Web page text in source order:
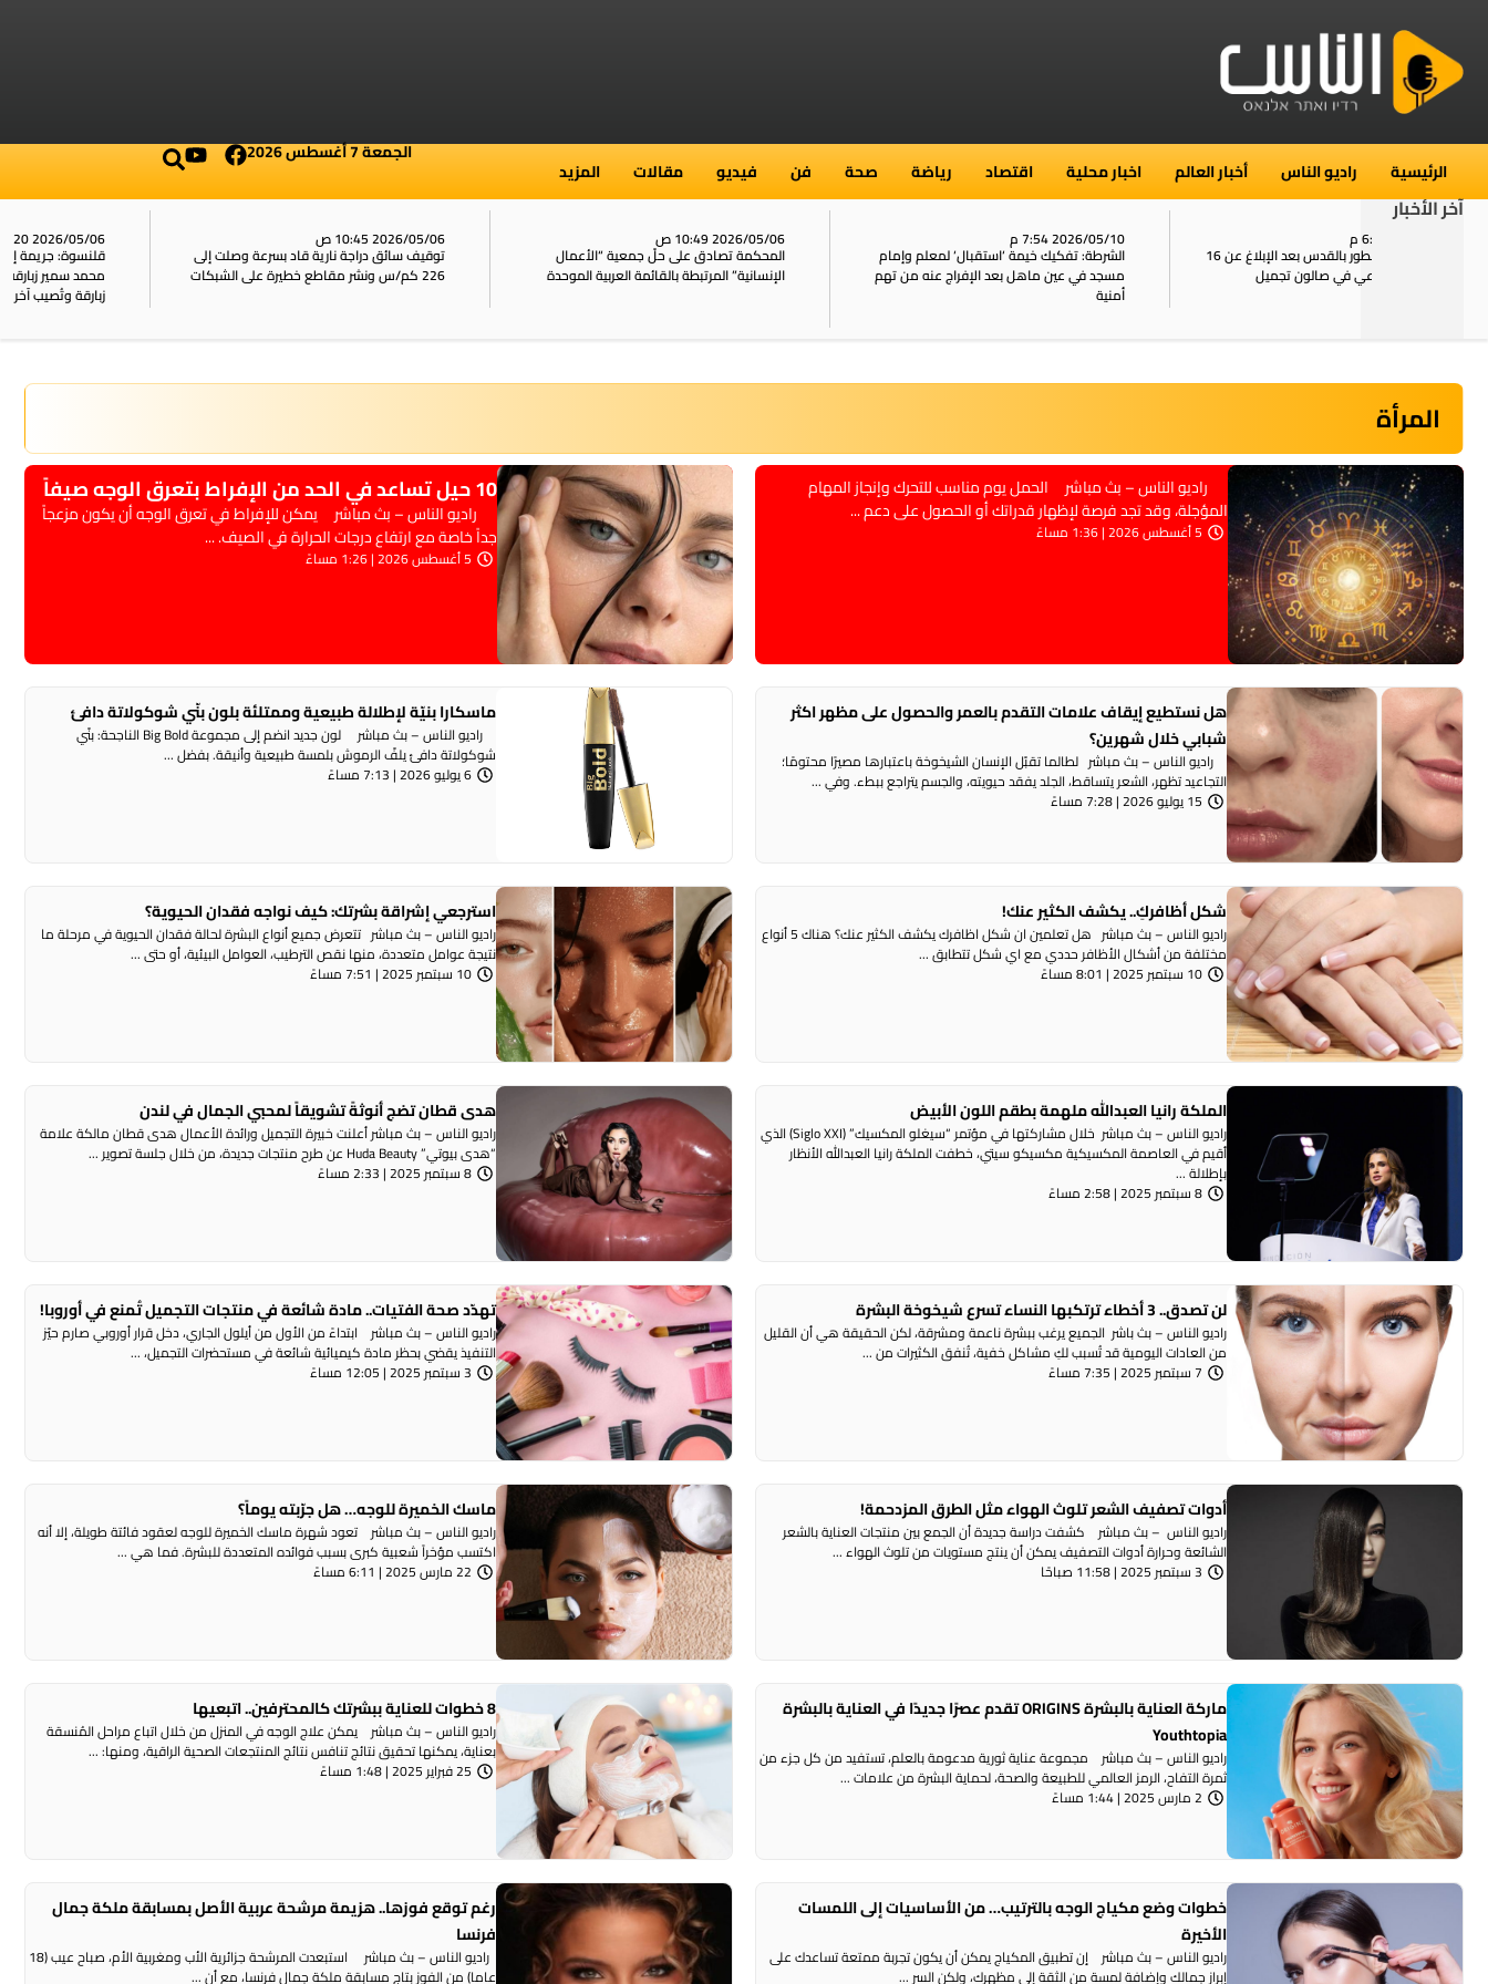
الرئيسية راديو الناس أخبار العالم اخبار محلية اقتصاد رياضة صحة فن فيديو مقالات المزيد
الجمعة 7 أغسطس 2026
آخر الأخبار
الشرطة: تفكيك خيمة ‘استقبال‘ لمعلم وإمام
مسجد في عين ماهل بعد الإفراج عنه من تهم
المحكمة تصادق على حلّ جمعية “الأعمال
الإنسانية” المرتبطة بالقائمة العربية الموحدة
2026/05/06 10:45 ص
توقيف سائق دراجة نارية قاد بسرعة وصلت إلى
226 كم/س ونشر مقاطع خطيرة على الشبكات
2026/05/06 10:20 ص
قلنسوة: جريمة إطلاق نار تودي بحياة الشابين
محمد سمير زبارقة وابن عمه عبد الكريم عبد العزيز
المرأة
راديو الناس – بث مباشر الحمل يوم مناسب للتحرك وإنجاز المهام
المؤجلة، وقد تجد فرصة لإظهار قدراتك أو الحصول على دعم ...
5 أغسطس 2026 | 1:36 مساءً
10 حيل تساعد في الحد من الإفراط بتعرق الوجه صيفاً
راديو الناس – بث مباشر يمكن للإفراط في تعرق الوجه أن يكون مزعجاً
جداً خاصة مع ارتفاع درجات الحرارة في الصيف. ...
5 أغسطس 2026 | 1:26 مساءً
هل نستطيع إيقاف علامات التقدم بالعمر والحصول على مظهر اكثر
شبابي خلال شهرين؟
راديو الناس – بث مباشر لطالما تقبّل الإنسان الشيخوخة باعتبارها مصيرًا محتومًا؛
التجاعيد تظهر، الشعر يتساقط، الجلد يفقد حيويته، والجسم يتراجع ببطء. وفي ...
15 يوليو 2026 | 7:28 مساءً
ماسكارا بنيّة لإطلالة طبيعية وممتلئة بلون بنّي شوكولاتة دافئ
راديو الناس – بث مباشر لون جديد انضم إلى مجموعة Big Bold الناجحة: بنّي
شوكولاتة دافئ يلفّ الرموش بلمسة طبيعية وأنيقة. بفضل ...
6 يوليو 2026 | 7:13 مساءً
شكل أظافركِ.. يكشف الكثير عنك!
راديو الناس – بث مباشر هل تعلمين ان شكل اظافرك يكشف الكثير عنك؟ هناك 5 أنواع
مختلفة من أشكال الأظافر حددي مع اي شكل تتطابق ...
10 سبتمبر 2025 | 8:01 مساءً
استرجعي إشراقة بشرتك: كيف نواجه فقدان الحيوية؟
راديو الناس – بث مباشر تتعرض جميع أنواع البشرة لحالة فقدان الحيوية في مرحلة ما
نتيجة عوامل متعددة، منها نقص الترطيب، العوامل البيئية، أو حتى ...
10 سبتمبر 2025 | 7:51 مساءً
الملكة رانيا العبدالله ملهمة بطقم اللون الأبيض
راديو الناس – بث مباشر خلال مشاركتها في مؤتمر “سيغلو المكسيك” (Siglo XXI) الذي
أقيم في العاصمة المكسيكية مكسيكو سيتي، خطفت الملكة رانيا العبدالله الأنظار
بإطلالة ...
8 سبتمبر 2025 | 2:58 مساءً
هدى قطان تضج أنوثةً تشويقاً لمحبي الجمال في لندن
راديو الناس – بث مباشر أعلنت خبيرة التجميل ورائدة الأعمال هدى قطان مالكة علامة
“هدى بيوتي” Huda Beauty عن طرح منتجات جديدة، من خلال جلسة تصوير ...
8 سبتمبر 2025 | 2:33 مساءً
لن تصدق.. 3 أخطاء ترتكبها النساء تسرع شيخوخة البشرة
راديو الناس – بث باشر الجميع يرغب ببشرة ناعمة ومشرقة، لكن الحقيقة هي أن القليل
من العادات اليومية قد تُسبب لكِ مشاكل خفية، تُنفق الكثيرات من ...
7 سبتمبر 2025 | 7:35 مساءً
تهدّد صحة الفتيات.. مادة شائعة في منتجات التجميل تُمنع في أوروبا!
راديو الناس – بث مباشر ابتداءً من الأول من أيلول الجاري، دخل قرار أوروبي صارم حيّز
التنفيذ يقضي بحظر مادة كيميائية شائعة في مستحضرات التجميل، ...
3 سبتمبر 2025 | 12:05 مساءً
أدوات تصفيف الشعر تلوث الهواء مثل الطرق المزدحمة!
راديو الناس – بث مباشر كشفت دراسة جديدة أن الجمع بين منتجات العناية بالشعر
الشائعة وحرارة أدوات التصفيف يمكن أن ينتج مستويات من تلوث الهواء ...
3 سبتمبر 2025 | 11:58 صباحًا
ماسك الخميرة للوجه… هل جرّبته يوماً؟
راديو الناس – بث مباشر تعود شهرة ماسك الخميرة للوجه لعقود فائتة طويلة، إلا أنه
اكتسب مؤخراً شعبية كبرى بسبب فوائده المتعددة للبشرة. فما هي ...
22 مارس 2025 | 6:11 مساءً
ماركة العناية بالبشرة ORIGINS تقدم عصرًا جديدًا في العناية بالبشرة
Youthtopia
راديو الناس – بث مباشر مجموعة عناية ثورية مدعومة بالعلم، تستفيد من كل جزء من
ثمرة التفاح، الرمز العالمي للطبيعة والصحة، لحماية البشرة من علامات ...
2 مارس 2025 | 1:44 مساءً
8 خطوات للعناية ببشرتك كالمحترفين.. اتبعيها
راديو الناس – بث مباشر يمكن علاج الوجه في المنزل من خلال اتباع مراحل المُنسقة
بعناية، يمكنها تحقيق نتائج تنافس نتائج المنتجعات الصحية الراقية، ومنها: ...
25 فبراير 2025 | 1:48 مساءً
خطوات وضع مكياج الوجه بالترتيب… من الأساسيات إلى اللمسات
الأخيرة
راديو الناس – بث مباشر إن تطبيق المكياج يمكن أن يكون تجربة ممتعة تساعدك على
إبراز جمالك وإضافة لمسة من الثقة إلى مظهرك، ولكن السر ...
رغم توقع فوزها.. هزيمة مرشحة عربية الأصل بمسابقة ملكة جمال
فرنسا
راديو الناس – بث مباشر استبعدت المرشحة جزائرية الأب ومغربية الأم، صباح عيب (18
عاما) من الفوز بتاج مسابقة ملكة جمال فرنسا، مع أن ...